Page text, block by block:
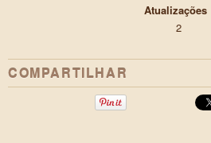
Atualizações
2
COMPARTILHAR